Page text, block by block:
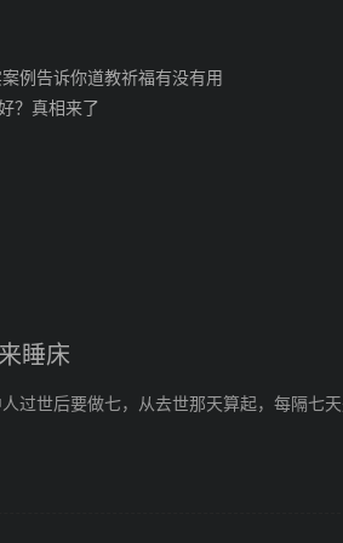
例告诉你道教祈福有没有用
？真相来了
睡床
过世后要做七，从去世那天算起，每隔七